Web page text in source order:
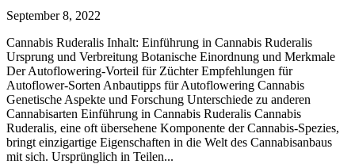
September 8, 2022
Cannabis Ruderalis Inhalt: Einführung in Cannabis Ruderalis
Ursprung und Verbreitung Botanische Einordnung und Merkmale
Der Autoflowering-Vorteil für Züchter Empfehlungen für
Autoflower-Sorten Anbautipps für Autoflowering Cannabis
Genetische Aspekte und Forschung Unterschiede zu anderen
Cannabisarten Einführung in Cannabis Ruderalis Cannabis
Ruderalis, eine oft übersehene Komponente der Cannabis-Spezies,
bringt einzigartige Eigenschaften in die Welt des Cannabisanbaus
mit sich. Ursprünglich in Teilen...